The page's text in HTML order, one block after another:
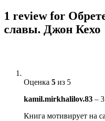
1 review for
славы. Джон Кехо
Оценка 5 из 5
kamil.mirkhalilov.83 –
Книга мотивирует на